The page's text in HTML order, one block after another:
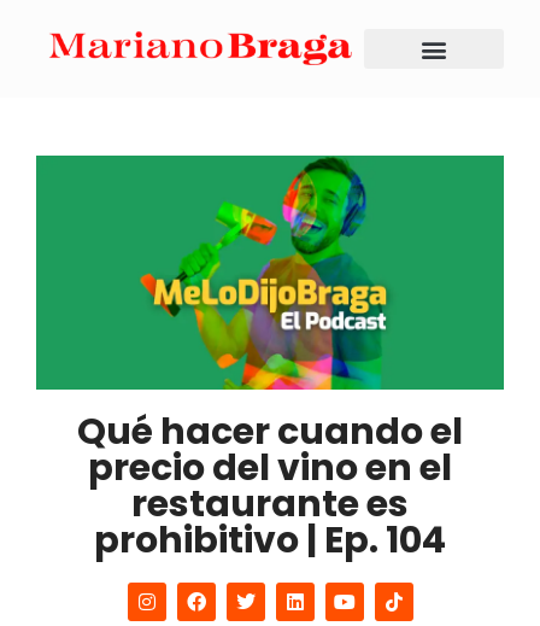
Qué hacer cuando el
precio del vino en el
restaurante es
prohibitivo | Ep. 104